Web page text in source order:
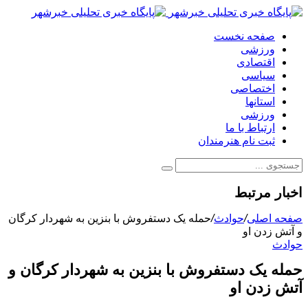
صفحه نخست
ورزشی
اقتصادی
سیاسی
اختصاصی
استانها
ورزشی
ارتباط با ما
ثبت نام هنرمندان
اخبار مرتبط
صفحه اصلی/حوادث/حمله یک دستفروش با بنزین به شهردار کرگان
و آتش زدن او
حوادث
حمله یک دستفروش با بنزین به شهردار کرگان و
آتش زدن او